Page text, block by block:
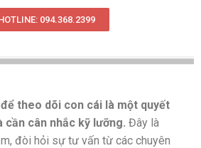
094.368.2399
theo dõi con cái là một quyết
cần cân nhắc kỹ lưỡng. Đây là
đòi hỏi sự tư vấn từ các chuyên